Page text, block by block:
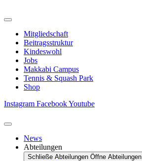
Inhalt
Mitgliedschaft
Beitragsstruktur
Kindeswohl
Jobs
Makkabi Campus
Tennis & Squash Park
Shop
Instagram FacebookYoutube
News
Abteilungen
Schließe Abteilungen Öffne Abteilungen